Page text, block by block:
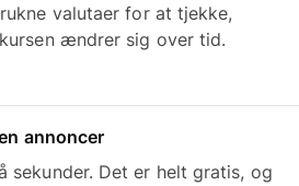
valutaer for at tjekke,
ændrer sig over tid.
annoncer
sekunder. Det er helt gratis, og